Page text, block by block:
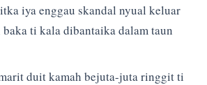
iya enggau skandal nyual keluar
baka ti kala dibantaika dalam taun
duit kamah bejuta-juta ringgit ti